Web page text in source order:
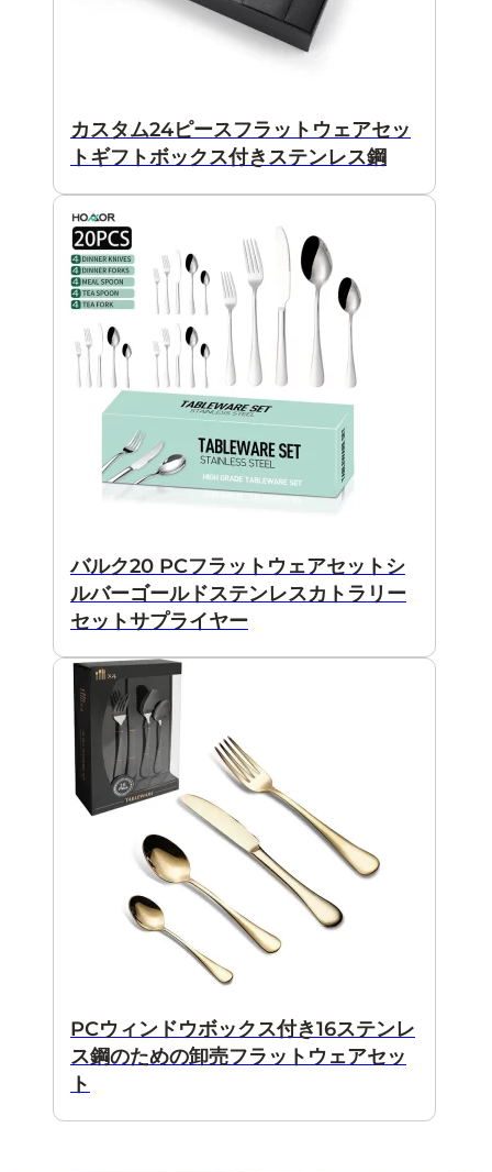
カスタム24ピースフラットウェアセッ
トギフトボックス付きステンレス鋼
バルク20 PCフラットウェアセットシ
ルバーゴールドステンレスカトラリー
セットサプライヤー
PCウィンドウボックス付き16ステンレ
ス鋼のための卸売フラットウェアセッ
ト